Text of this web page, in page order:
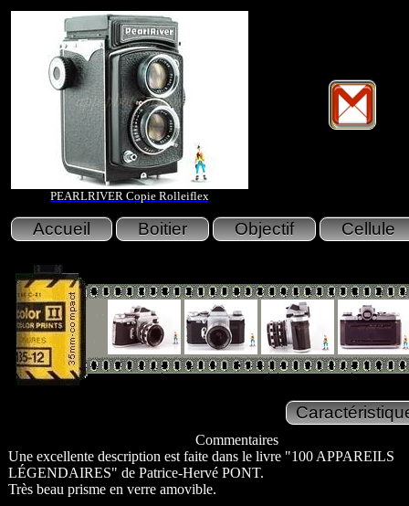
PEARLRIVER Copie Rolleiflex
Commentaires
Une excellente description est faite dans le livre "100 APPAREILS
LÉGENDAIRES" de Patrice-Hervé PONT.
Très beau prisme en verre amovible.